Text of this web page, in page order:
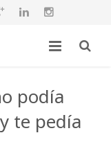
podía
te pedía